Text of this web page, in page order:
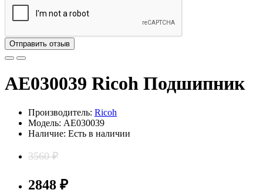
Отправить отзыв
AE030039 Ricoh Подшипник
Производитель: Ricoh
Модель: AE030039
Наличие: Есть в наличии
3560 ₽
2848 ₽